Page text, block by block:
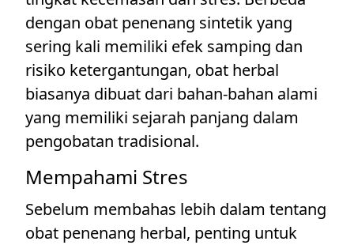
dengan obat penenang sintetik yang
sering kali memiliki efek samping dan
risiko ketergantungan, obat herbal
biasanya dibuat dari bahan-bahan alami
yang memiliki sejarah panjang dalam
pengobatan tradisional.
Mempahami Stres
Sebelum membahas lebih dalam tentang
obat penenang herbal, penting untuk